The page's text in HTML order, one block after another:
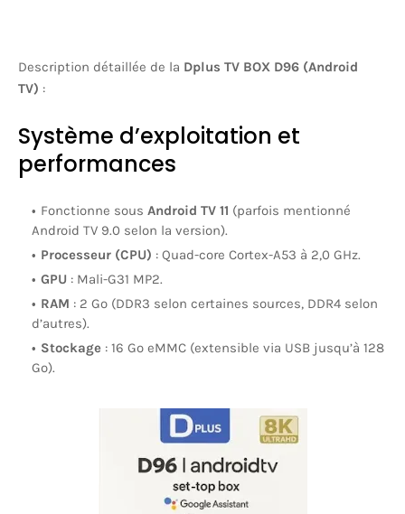
Description détaillée de la Dplus TV BOX D96 (Android
TV) :
Système d’exploitation et
performances
Fonctionne sous Android TV 11 (parfois mentionné
Android TV 9.0 selon la version).
Processeur (CPU) : Quad-core Cortex-A53 à 2,0 GHz.
GPU : Mali-G31 MP2.
RAM : 2 Go (DDR3 selon certaines sources, DDR4 selon
d’autres).
Stockage : 16 Go eMMC (extensible via USB jusqu’à 128
Go).